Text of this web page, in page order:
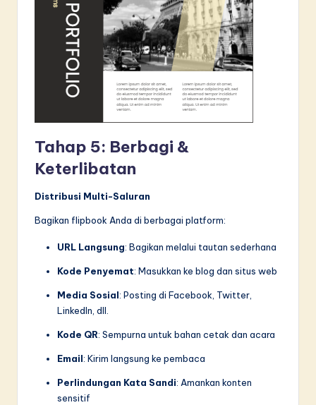
Tahap 5: Berbagi &
Keterlibatan
Distribusi Multi-Saluran
Bagikan flipbook Anda di berbagai platform:
URL Langsung: Bagikan melalui tautan sederhana
Kode Penyemat: Masukkan ke blog dan situs web
Media Sosial: Posting di Facebook, Twitter,
LinkedIn, dll.
Kode QR: Sempurna untuk bahan cetak dan acara
Email: Kirim langsung ke pembaca
Perlindungan Kata Sandi: Amankan konten
sensitif